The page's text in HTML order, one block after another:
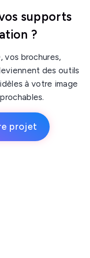
supports
?
vos brochures,
des outils
à votre image
projet